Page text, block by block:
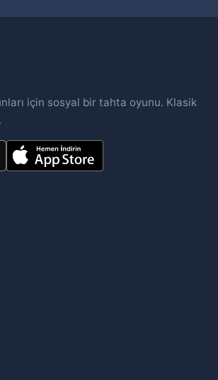
için sosyal bir tahta oyunu. Klasik